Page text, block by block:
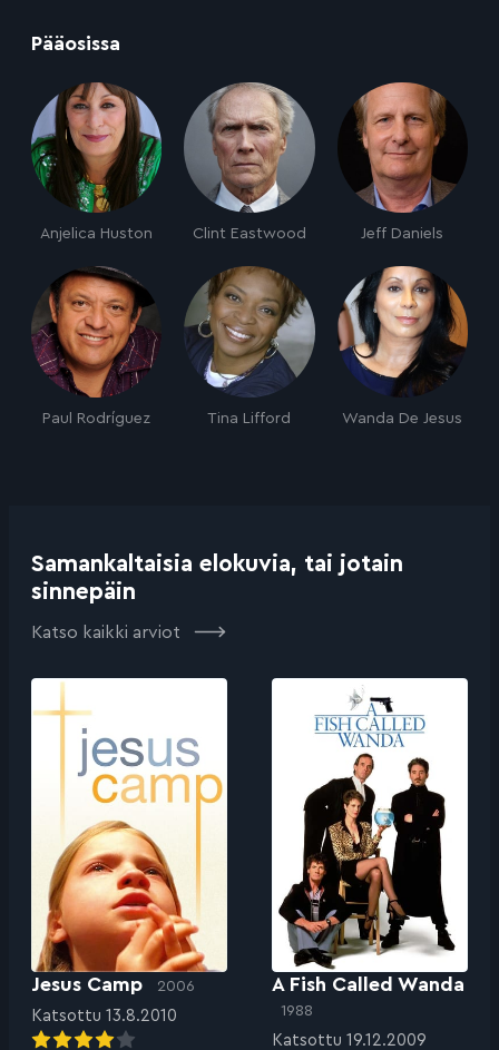
Pääosissa
Anjelica Huston Clint Eastwood Jeff Daniels
Paul Rodríguez Tina Lifford Wanda De Jesus
Samankaltaisia elokuvia, tai jotain
sinnepäin
Katso kaikki arviot
Jesus Camp 2006
Katsottu 13.8.2010
A Fish Called Wanda
1988
Katsottu 19.12.2009